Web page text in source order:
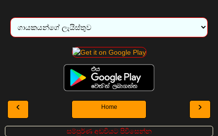
‹ ›
Home
සම්පුර්ණ අඩවියට පිවිසෙන්න